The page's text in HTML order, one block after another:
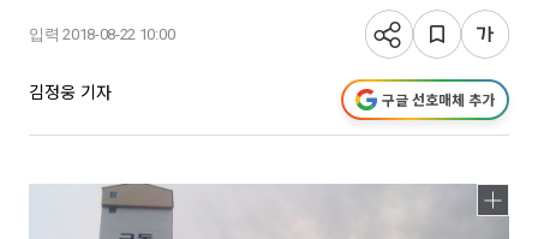
입력 2018-08-22 10:00
김정웅 기자 구글 선호매체 추가